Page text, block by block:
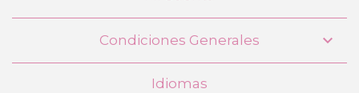
Condiciones Generales 
Idiomas